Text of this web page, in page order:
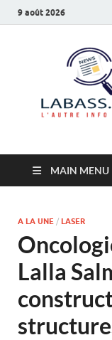
9 août 2026
MAIN MENU
A LA UNE / LASER
Lalla